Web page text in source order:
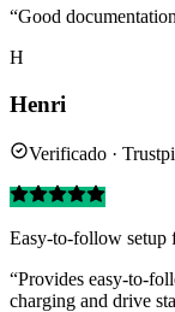
“Good
H
Henri
Verificado ·
Easy-to-follow setup
“Provides easy-to-
charging and drive